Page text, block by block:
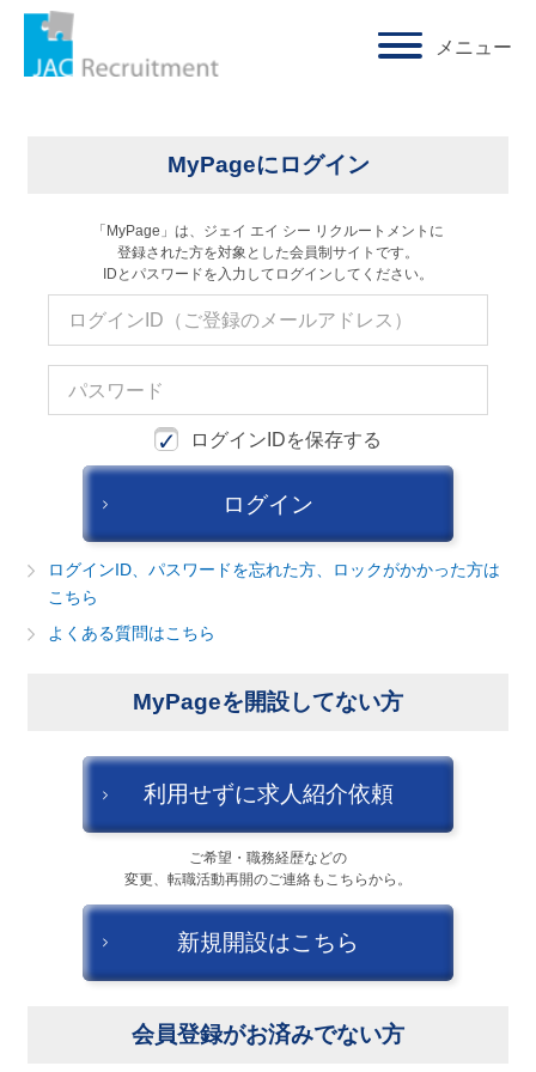
キャンセル ログアウト
お選びください
サービス(人材・ホテル・旅行・教育）
商社
流通（EC・運輸・小売）
消費財（食品・アパレル・トイレタリー）
建設・不動産
金融（銀行・証券・保険・投資）
電気・電機
コンピュータハード・周辺機器
半導体
メニュー
ホーム ログイン
MyPageにログイン
「MyPage」は、ジェイ エイ シー リクルートメントに
登録された方を対象とした会員制サイトです。
IDとパスワードを入力してログインしてください。
ログインIDを保存する
ログイン
ログインID、パスワードを忘れた方、ロックがかかった方は
こちら
よくある質問はこちら
MyPageを開設してない方
利用せずに求人紹介依頼
ご希望・職務経歴などの
変更、転職活動再開のご連絡もこちらから。
新規開設はこちら
会員登録がお済みでない方